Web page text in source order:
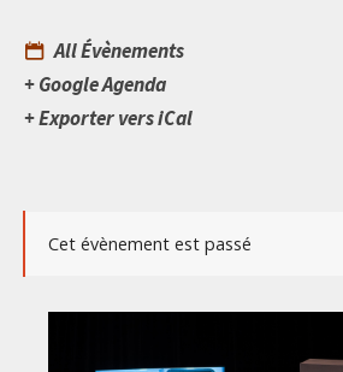
All Évènements
+ Google Agenda
+ Exporter vers iCal
Cet évènement est passé